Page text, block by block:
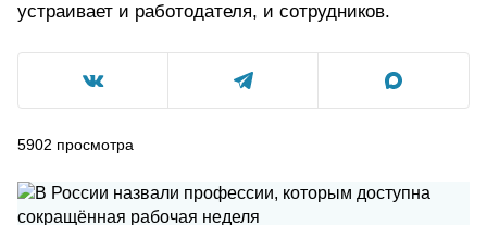
устраивает и работодателя, и сотрудников.
5902 просмотра